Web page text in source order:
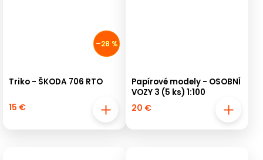
–28 %
Triko - ŠKODA 706 RTO
15 €
Papírové modely - OSOBNÍ
VOZY 3 (5 ks) 1:100
20 €